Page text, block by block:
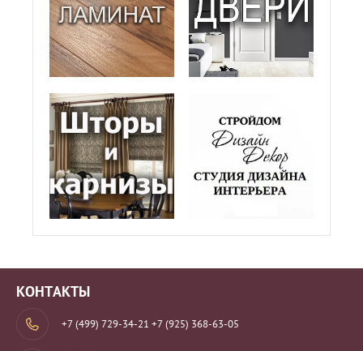
КОНТАКТЫ
+7 (499) 729-34-21 +7 (925) 368-63-05